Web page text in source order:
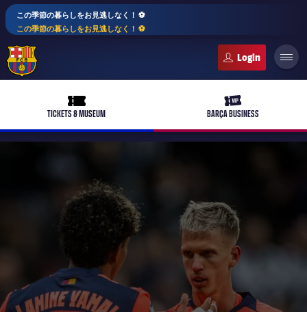
この季節の暮らしをお見逃しなく！ ⚽️
この季節の暮らしをお見逃しなく！ ⚽️
ticket-full
TICKETS & MUSEUM
ticket-vip
BARÇA BUSINESS
label.aria.plus
バルサアカデミー
plusicon
label.aria.plus
10年毎
PLUSICON
LABEL.ARIA.PLUS
トップチーム
女子サッカー
label.aria.plus
スケジュール
バルサAtlètic
plusicon
label.aria.plus